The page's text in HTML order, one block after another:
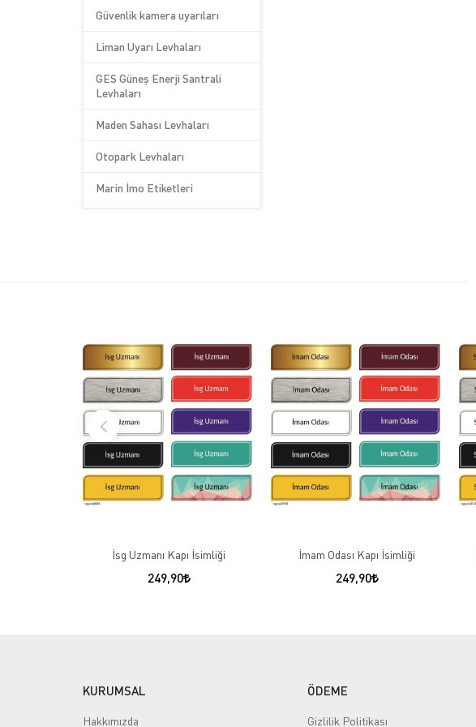
Güvenlik kamera uyarıları
Liman Uyarı Levhaları
GES Güneş Enerji Santrali
Levhaları
Maden Sahası Levhaları
Otopark Levhaları
Marin İmo Etiketleri
İsg Uzmanı Kapı İsimliği
249,90
İmam Odası Kapı İsimliği
249,90
KURUMSAL
Hakkımızda
ÖDEME
Gizlilik Politikası